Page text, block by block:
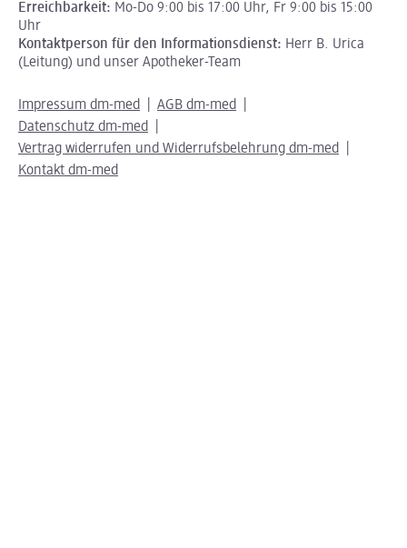
Erreichbarkeit: Mo-Do 9:00 bis 17:00 Uhr, Fr 9:00 bis 15:00
Uhr
Kontaktperson für den Informationsdienst: Herr B. Urica
(Leitung) und unser Apotheker-Team
Impressum dm-med
AGB dm-med
Datenschutz dm-med
Vertrag widerrufen und Widerrufsbelehrung dm-med
Kontakt dm-med